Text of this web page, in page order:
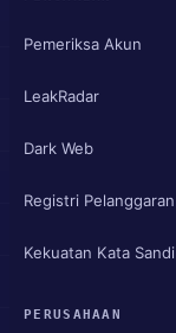
Pemeriksa Akun
LeakRadar
Dark Web
Registri Pelanggaran
Kekuatan Kata Sandi
PERUSAHAAN